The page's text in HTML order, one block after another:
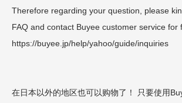
Therefore regarding your question, please
FAQ and contact Buyee customer service for
https://buyee.jp/help/yahoo/guide/inquiries
在日本以外的地区也可以购物了！ 只要使用